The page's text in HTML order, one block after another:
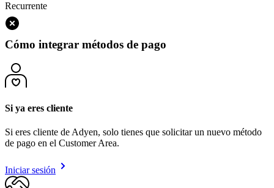
Recurrente
Cómo integrar métodos de pago
Si ya eres cliente
Si eres cliente de Adyen, solo tienes que solicitar un nuevo método
de pago en el Customer Area.
Iniciar sesión